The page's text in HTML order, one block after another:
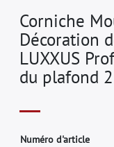
Corniche
Décoration
LUXXUS
du plafond
Numéro d'article